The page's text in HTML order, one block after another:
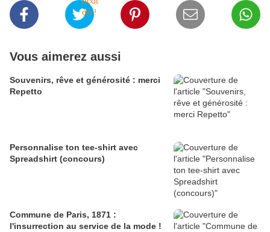
Vous aimerez aussi
Souvenirs, rêve et générosité : merci
Repetto
Personnalise ton tee-shirt avec
Spreadshirt (concours)
Commune de Paris, 1871 :
l'insurrection au service de la mode !